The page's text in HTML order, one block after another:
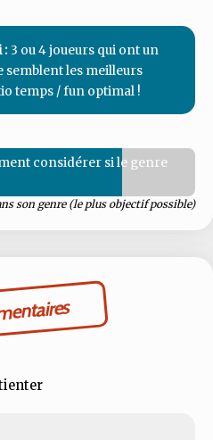
: 3 ou 4 joueurs qui ont un
semblent les meilleurs
temps / fun optimal !
considérer si le genre
son genre (le plus objectif possible)